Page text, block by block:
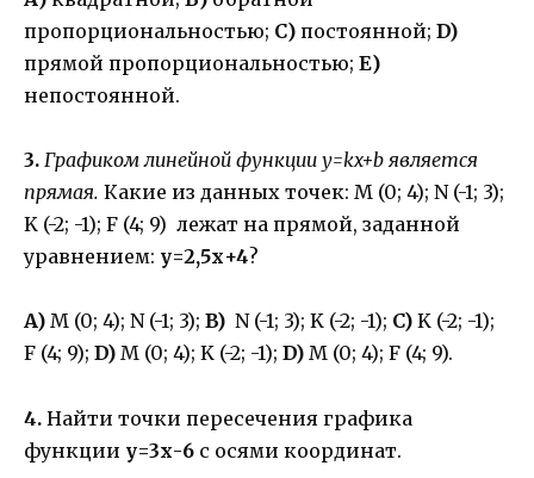
пропорциональностью; С) постоянной; D)
прямой пропорциональностью; Е)
непостоянной.
3. Графиком линейной функции y=kx+b является
прямая. Какие из данных точек: M (0; 4); N (-1; 3);
K (-2; -1); F (4; 9) лежат на прямой, заданной
уравнением: у=2,5х+4?
A) M (0; 4); N (-1; 3); B) N (-1; 3); K (-2; -1); C) K (-2; -1);
F (4; 9); D) M (0; 4); K (-2; -1); D) M (0; 4); F (4; 9).
4. Найти точки пересечения графика
функции у=3х-6 с осями координат.